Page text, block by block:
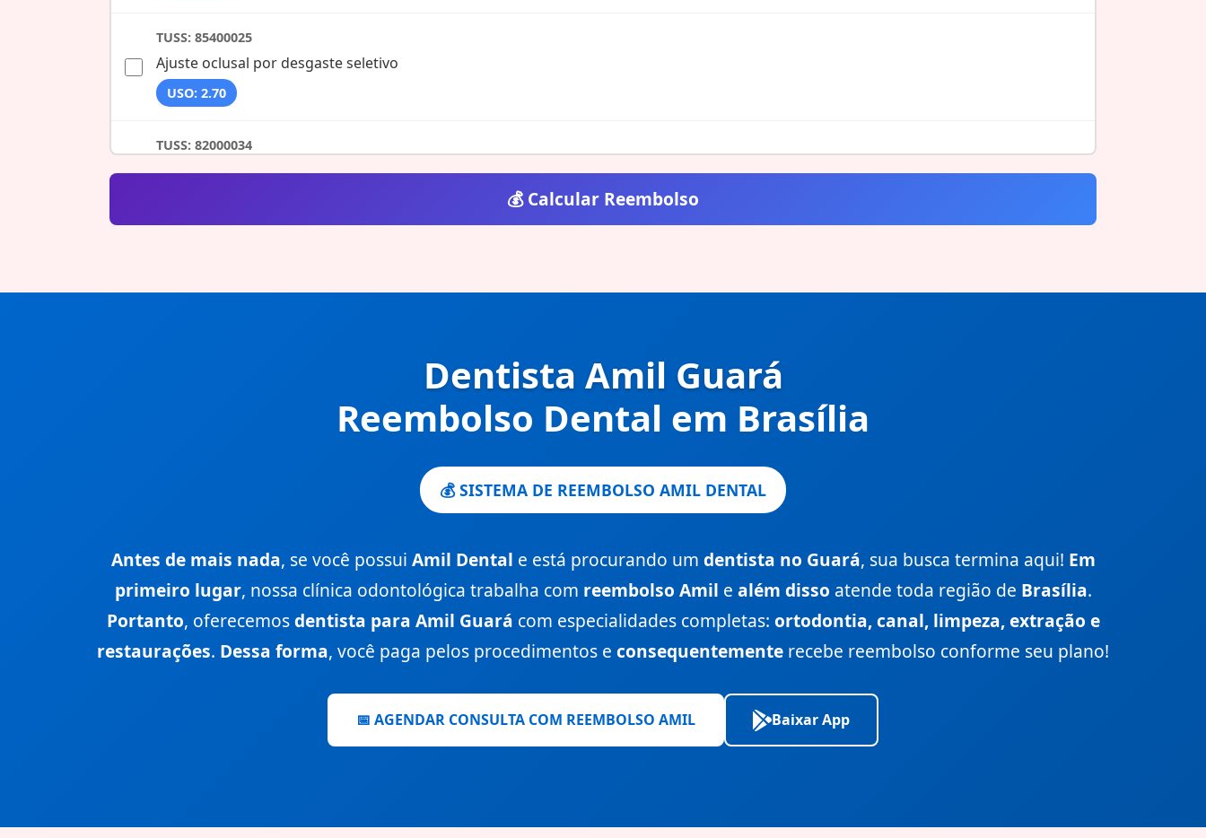
TUSS: 85400025
Ajuste oclusal por desgaste seletivo
USO: 2.70
TUSS: 82000034
Alveoloplastia
Amputação radicular sem obturação retrógrada
Aparelho de protração mandibular - APM
Aparelho extrabucal
USO: 5.00
💰 Calcular Reembolso
Dentista Amil Guará
Reembolso Dental em Brasília
💰 SISTEMA DE REEMBOLSO AMIL DENTAL
Antes de mais nada, se você possui Amil Dental e está procurando um dentista no Guará, sua busca termina aqui! Em
primeiro lugar, nossa clínica odontológica trabalha com reembolso Amil e além disso atende toda região de Brasília.
Portanto, oferecemosdentista para Amil Guará com especialidades completas: ortodontia, canal, limpeza, extração e
restaurações. Dessa forma, você paga pelos procedimentos e consequentemente recebe reembolso conforme seu plano!
📅 AGENDAR CONSULTA COM REEMBOLSO AMIL Baixar App